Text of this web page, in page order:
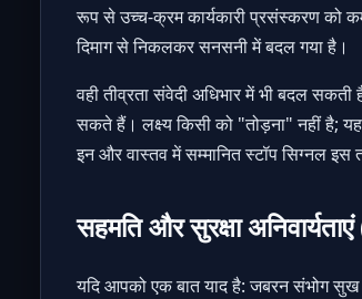
रूप से उच्च-क्रम कार्यकारी प्रसंस्करण को
दिमाग से निकलकर सनसनी में बदल गया है।
वही तीव्रता संवेदी अधिभार में भी बदल
सकते हैं। लक्ष्य किसी को "तोड़ना" नहीं है; यह
इन और वास्तव में सम्मानित स्टॉप सिग्नल
सहमति और सुरक्षा
यदि आपको एक बात याद है: जबरन संभोग